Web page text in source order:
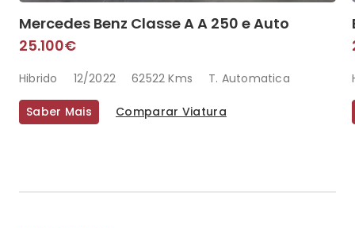
Mercedes Benz Classe A A 250 e Auto
25.100€
Hibrido 12/2022 62522 Kms T. Automatica
Saber Mais Comparar Viatura